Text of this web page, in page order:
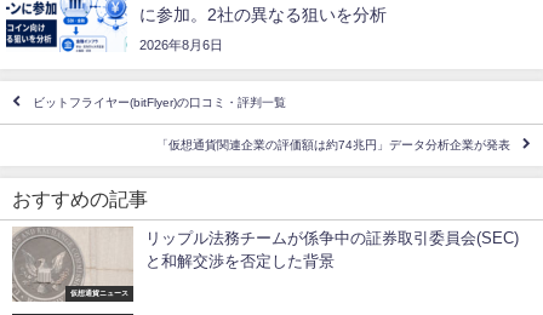
に参加。2社の異なる狙いを分析
2026年8月6日
ビットフライヤー(bitFlyer)の口コミ・評判一覧
「仮想通貨関連企業の評価額は約74兆円」データ分析企業が発表
おすすめの記事
仮想通貨ニュース
リップル法務チームが係争中の証券取引委員会(SEC)
と和解交渉を否定した背景